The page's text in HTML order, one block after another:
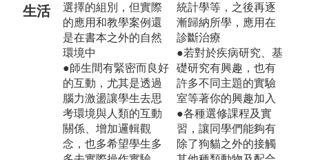
生活
選擇的組別，但實際
的應用和教學案例還
是在書本之外的自然
環境中
●師生間有緊密而良好
的互動，尤其是透過
腦力激盪讓學生去思
考環境與人類的互動
關係、增加邏輯觀
念，也多希望學生多
統計學等，之後再逐
漸歸納所學，應用在
診斷治療
●若對於疾病研究、基
礎研究有興趣，也有
許多不同主題的實驗
室等著你的興趣加入
●各種選修課程及實
習，讓同學們能夠有
除了狗貓之外的接觸